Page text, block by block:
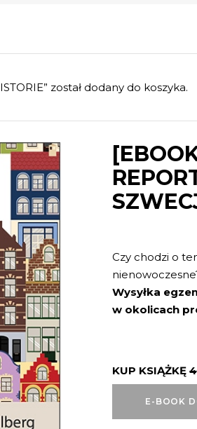
został dodany do koszyka.
Czy chodzi o
Wysyłka
w okolicach
KUP KSIĄŻKĘ
E-BOOK